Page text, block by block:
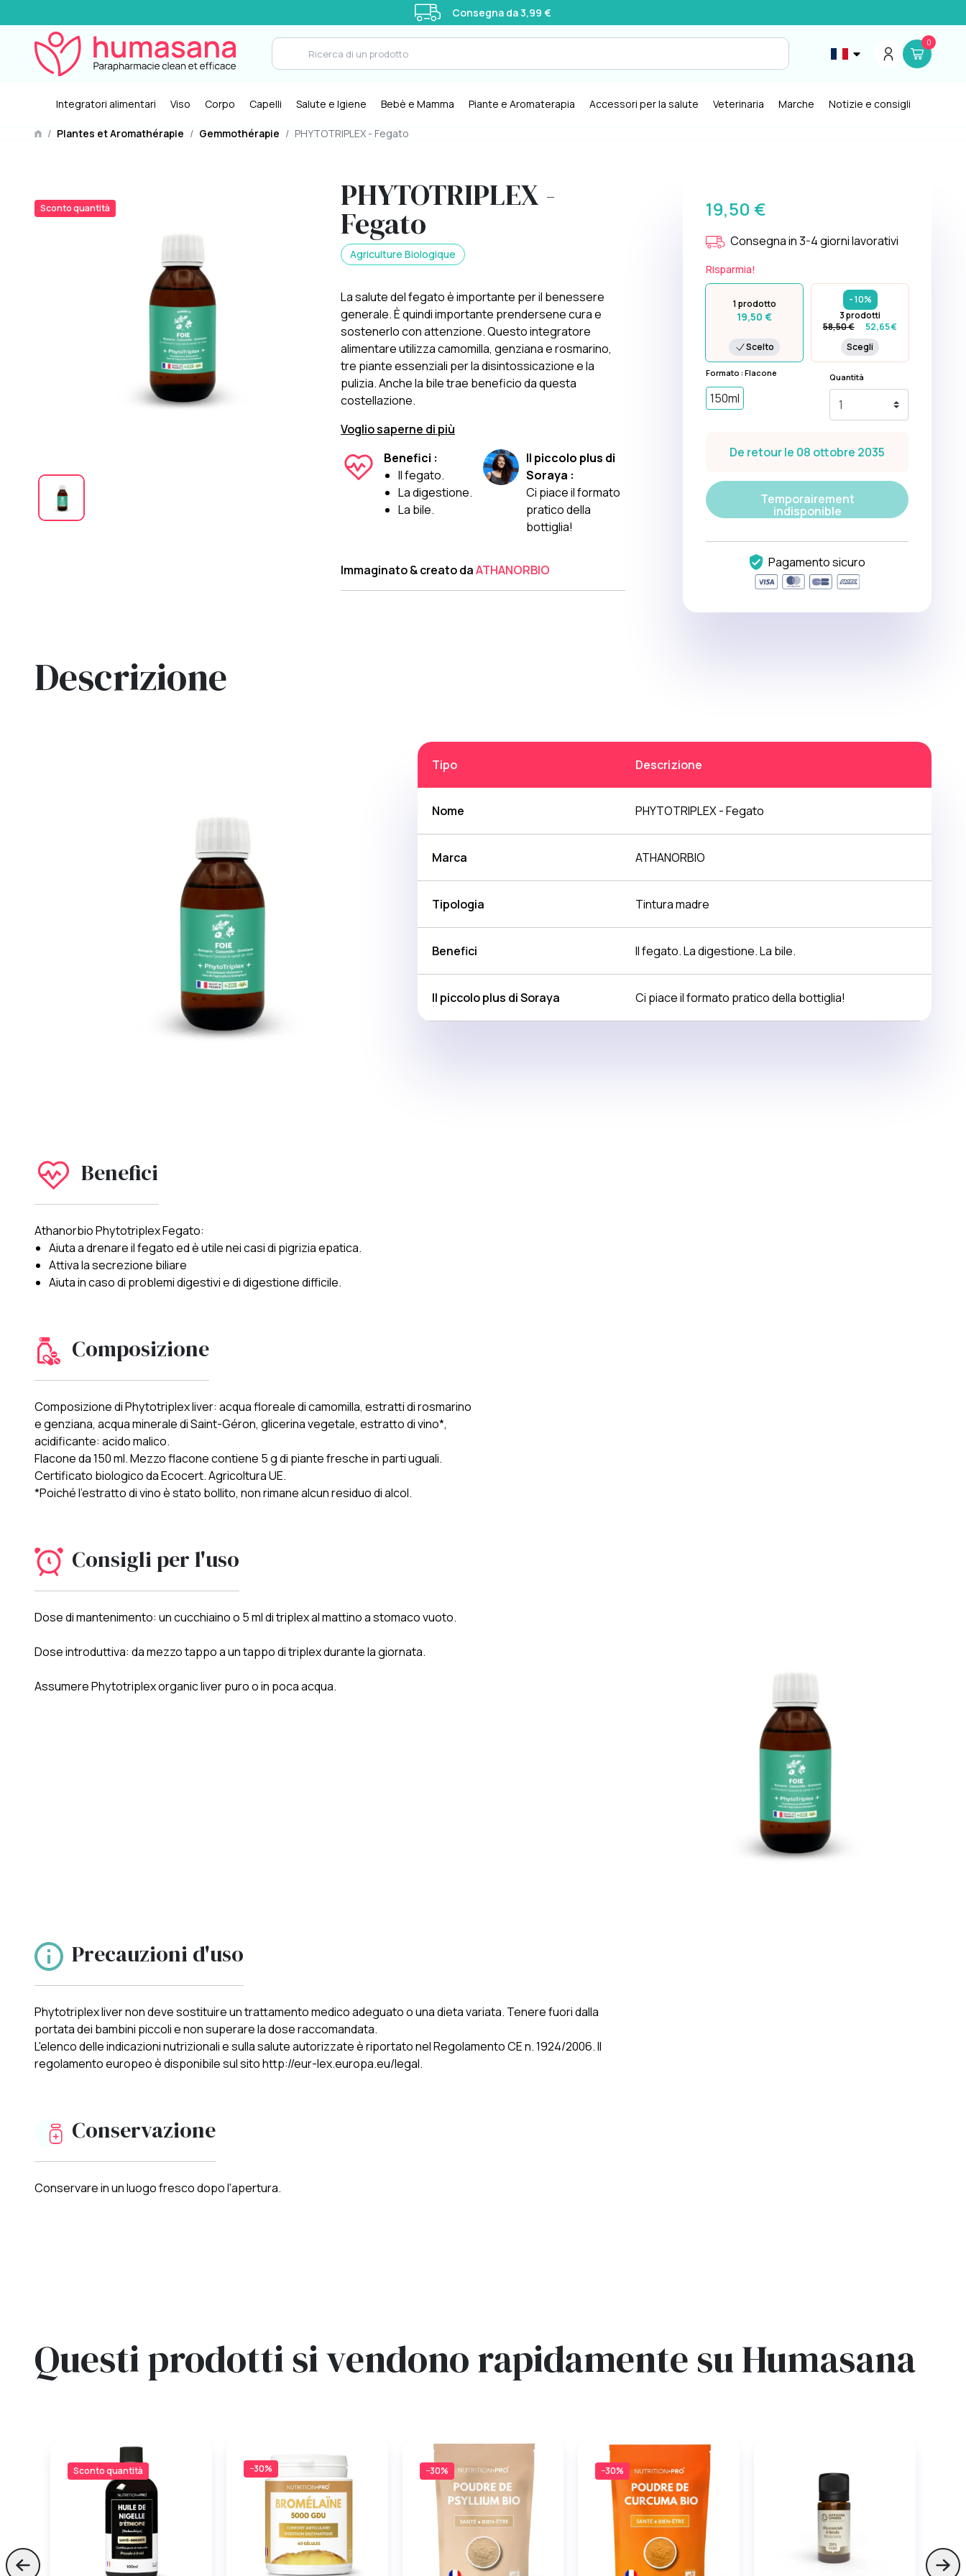
Consegna da 3,99 €
0
Integratori alimentari Viso Corpo Capelli Salute e Igiene Bebè e Mamma Piante e Aromaterapia Accessori per la salute Veterinaria Marche Notizie e consigli
/ Plantes et Aromathérapie / Gemmothérapie / PHYTOTRIPLEX - Fegato
Sconto quantità PHYTOTRIPLEX -
Fegato
Agriculture Biologique
La salute del fegato è importante per il benessere
generale. È quindi importante prendersene cura e
sostenerlo con attenzione. Questo integratore
alimentare utilizza camomilla, genziana e rosmarino,
tre piante essenziali per la disintossicazione e la
pulizia. Anche la bile trae beneficio da questa
costellazione.
Voglio saperne di più
Benefici :
Il fegato.
La digestione.
La bile.
Il piccolo plus di
Soraya :
Ci piace il formato
pratico della
bottiglia!
Immaginato & creato daATHANORBIO
19,50 €
Consegna in 3-4 giorni lavorativi
Risparmia!
1 prodotto
19,50 €
Scelto
- 10%
3 prodotti
58,50 €
52,65 €
Scegli
Formato : Flacone
150ml
Quantità
De retour le 08 ottobre 2035
Temporairement
indisponible
Pagamento sicuro
Descrizione
Tipo Descrizione
Nome PHYTOTRIPLEX - Fegato
Marca ATHANORBIO
Tipologia Tintura madre
Benefici Il fegato. La digestione. La bile.
Il piccolo plus di Soraya Ci piace il formato pratico della bottiglia!
Benefici
Athanorbio Phytotriplex Fegato:
Aiuta a drenare il fegato ed è utile nei casi di pigrizia epatica.
Attiva la secrezione biliare
Aiuta in caso di problemi digestivi e di digestione difficile.
Composizione
Composizione di Phytotriplex liver: acqua floreale di camomilla, estratti di rosmarino
e genziana, acqua minerale di Saint-Géron, glicerina vegetale, estratto di vino*,
acidificante: acido malico.
Flacone da 150 ml. Mezzo flacone contiene 5 g di piante fresche in parti uguali.
Certificato biologico da Ecocert. Agricoltura UE.
*Poiché l'estratto di vino è stato bollito, non rimane alcun residuo di alcol.
Consigli per l'uso
Dose di mantenimento: un cucchiaino o 5 ml di triplex al mattino a stomaco vuoto.
Dose introduttiva: da mezzo tappo a un tappo di triplex durante la giornata.
Assumere Phytotriplex organic liver puro o in poca acqua.
Precauzioni d'uso
Phytotriplex liver non deve sostituire un trattamento medico adeguato o una dieta variata. Tenere fuori dalla
portata dei bambini piccoli e non superare la dose raccomandata.
L'elenco delle indicazioni nutrizionali e sulla salute autorizzate è riportato nel Regolamento CE n. 1924/2006. Il
regolamento europeo è disponibile sul sito http://eur-lex.europa.eu/legal.
Conservazione
Conservare in un luogo fresco dopo l'apertura.
Questi prodotti si vendono rapidamente su Humasana
Sconto quantità −30% −30% −30%